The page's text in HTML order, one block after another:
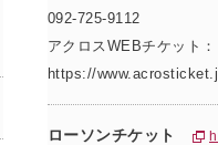
092-725-9112
アクロスWEBチケット：
https://
ローソンチケット